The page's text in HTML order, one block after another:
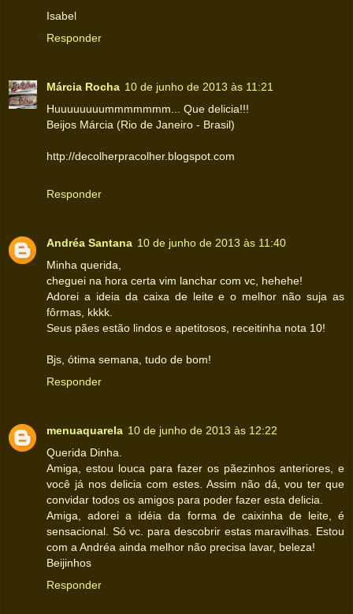
Isabel
Responder
Márcia Rocha 10 de junho de 2013 às 11:21
Huuuuuuuummmmmmm... Que delicia!!!
Beijos Márcia (Rio de Janeiro - Brasil)
http://decolherpracolher.blogspot.com
Responder
Andréa Santana 10 de junho de 2013 às 11:40
Minha querida,
cheguei na hora certa vim lanchar com vc, hehehe!
Adorei a ideia da caixa de leite e o melhor não suja as
fôrmas, kkkk.
Seus pães estão lindos e apetitosos, receitinha nota 10!
Bjs, ótima semana, tudo de bom!
Responder
menuaquarela 10 de junho de 2013 às 12:22
Querida Dinha.
Amiga, estou louca para fazer os pãezinhos anteriores, e
você já nos delicia com estes. Assim não dá, vou ter que
convidar todos os amigos para poder fazer esta delicia.
Amiga, adorei a idéia da forma de caixinha de leite, é
sensacional. Só vc. para descobrir estas maravilhas. Estou
com a Andréa ainda melhor não precisa lavar, beleza!
Beijinhos
Responder